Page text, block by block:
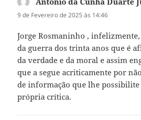
9 de Fevereiro de 2025 às 14:46
Jorge Rosmaninho , infelizmente,
da guerra dos trinta anos que é
da verdade e da moral e assim
que a segue acriticamente por
de informação que lhe
própria crítica.